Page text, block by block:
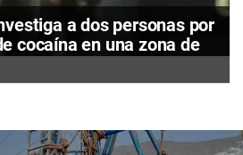
a dos personas por
cocaína en una zona de